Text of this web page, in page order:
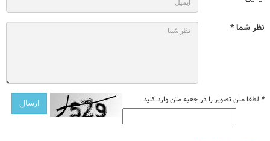
نظر شما *
* لطفا متن تصویر را در جعبه متن وارد کنید